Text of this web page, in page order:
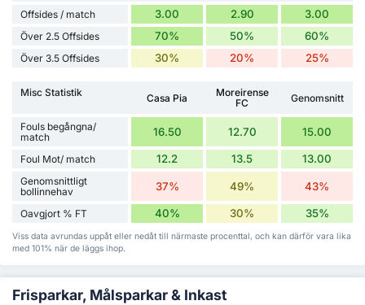
Offsides / match 3.00 2.90 3.00
Över 2.5 Offsides 70% 50% 60%
Över 3.5 Offsides 30% 20% 25%
Misc Statistik Casa Pia
Moreirense
FC
Genomsnitt
Fouls begångna/
match
16.50 12.70 15.00
Foul Mot/ match 12.2 13.5 13.00
Genomsnittligt
bollinnehav
37% 49% 43%
Oavgjort % FT 40% 30% 35%
Viss data avrundas uppåt eller nedåt till närmaste procenttal, och kan därför vara lika
med 101% när de läggs ihop.
Frisparkar, Målsparkar & Inkast